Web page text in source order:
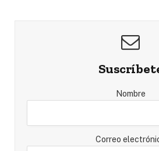
Nombre
Correo